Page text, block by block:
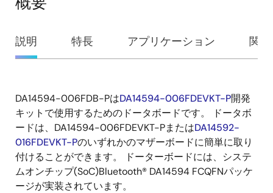
概
要
説明 特長 アプリケーション 関
説
明
DA14594-006FDB-PはDA14594-006FDEVKT-P開発
キットで使用するためのドータボードです。 ドータボ
ードは、DA14594-006FDEVKT-PまたはDA14592-
016FDEVKT-Pのいずれかのマザーボードに簡単に取り
付けることができます。 ドーターボードには、システ
ムオンチップ(SoC)Bluetooth® DA14594 FCQFNパッケ
ージが実装されています。